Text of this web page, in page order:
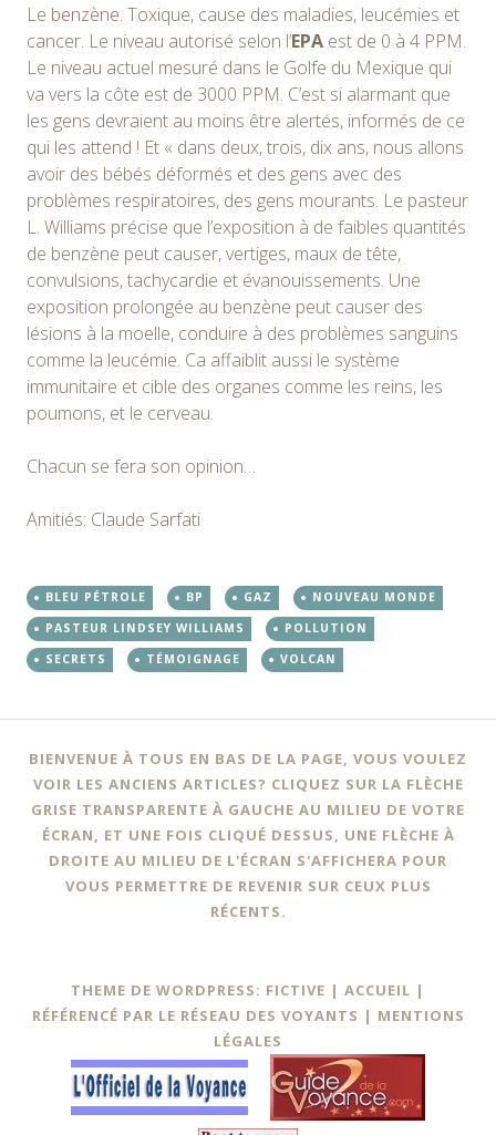
Le benzène. Toxique, cause des maladies, leucémies et
cancer. Le niveau autorisé selon l’EPA est de 0 à 4 PPM.
Le niveau actuel mesuré dans le Golfe du Mexique qui
va vers la côte est de 3000 PPM. C’est si alarmant que
les gens devraient au moins être alertés, informés de ce
qui les attend ! Et « dans deux, trois, dix ans, nous allons
avoir des bébés déformés et des gens avec des
problèmes respiratoires, des gens mourants. Le pasteur
L. Williams précise que l’exposition à de faibles quantités
de benzène peut causer, vertiges, maux de tête,
convulsions, tachycardie et évanouissements. Une
exposition prolongée au benzène peut causer des
lésions à la moelle, conduire à des problèmes sanguins
comme la leucémie. Ca affaiblit aussi le système
immunitaire et cible des organes comme les reins, les
poumons, et le cerveau.
Chacun se fera son opinion…
Amitiés: Claude Sarfati
BLEU PÉTROLE BP GAZ
NOUVEAU MONDE
PASTEUR LINDSEY WILLIAMS
POLLUTION
SECRETS
TÉMOIGNAGE VOLCAN
BIENVENUE À TOUS EN BAS DE LA PAGE, VOUS VOULEZ
VOIR LES ANCIENS ARTICLES? CLIQUEZ SUR LA FLÈCHE
GRISE TRANSPARENTE À GAUCHE AU MILIEU DE VOTRE
ÉCRAN, ET UNE FOIS CLIQUÉ DESSUS, UNE FLÈCHE À
DROITE AU MILIEU DE L'ÉCRAN S'AFFICHERA POUR
VOUS PERMETTRE DE REVENIR SUR CEUX PLUS
RÉCENTS.
THEME DE WORDPRESS: FICTIVE | ACCUEIL |
RÉFÉRENCÉ PAR LE RÉSEAU DES VOYANTS | MENTIONS
LÉGALES